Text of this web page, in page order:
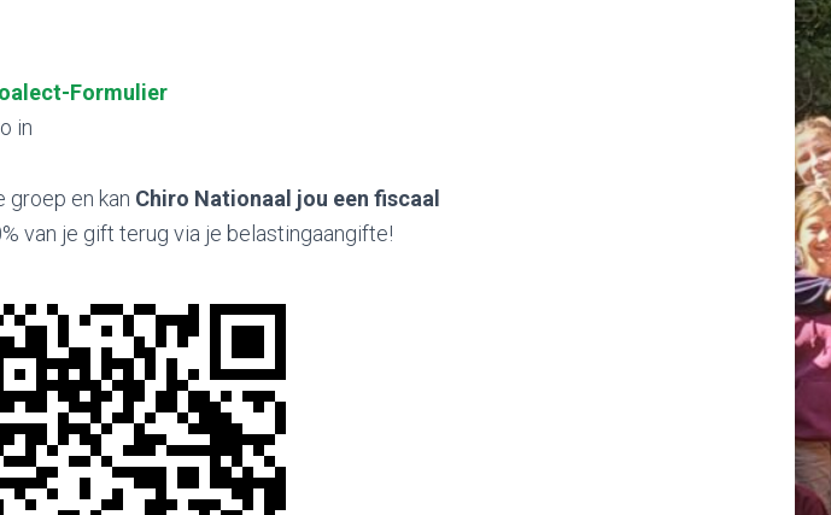
Formulier
in
en kan Chiro Nationaal jou een fiscaal
van je gift terug via je belastingaangifte!